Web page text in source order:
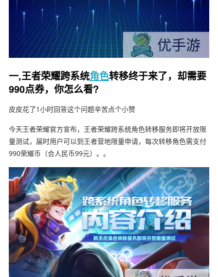
一,王者荣耀跨系统角色转移终于来了，却需要
990点券，你怎么看?
皮皮花了1小时回答这个问题辛苦点个小赞
今天王者荣耀官方宣布，王者荣耀跨系统角色转移服务即将开放限
量测试，届时用户可以到王者营地限量申请，每次转移角色需支付
990荣耀币（合人民币99元）。。